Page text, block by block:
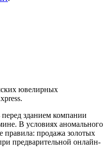
ювелирных
зданием компании
В условиях аномального
правила: продажа золотых
предварительной онлайн-